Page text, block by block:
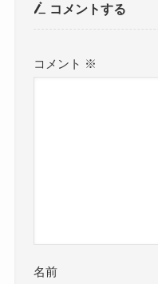
コメントする
コメント ※
名前